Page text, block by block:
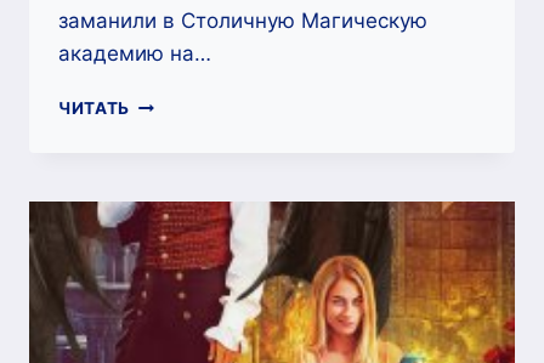
заманили в Столичную Магическую
академию на…
ЧИТАТЬ СТАРШИЙ
ПОИСКЕ
ЭМИ
ЭВАНС